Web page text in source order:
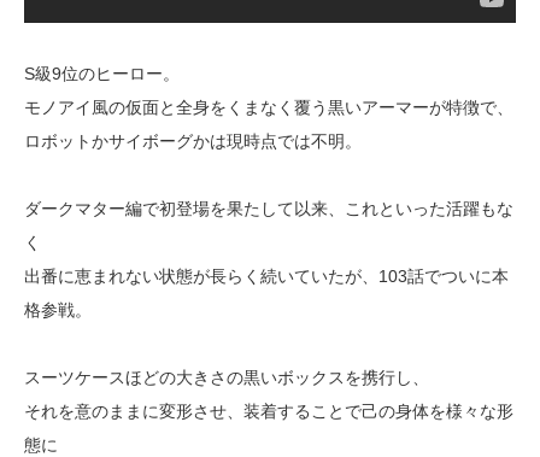
S級9位のヒーロー。
モノアイ風の仮面と全身をくまなく覆う黒いアーマーが特徴で、
ロボットかサイボーグかは現時点では不明。
ダークマター編で初登場を果たして以来、これといった活躍もな
く
出番に恵まれない状態が長らく続いていたが、103話でついに本
格参戦。
スーツケースほどの大きさの黒いボックスを携行し、
それを意のままに変形させ、装着することで己の身体を様々な形
態に